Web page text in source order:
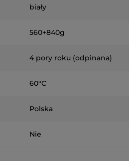
biały
560+840g
4 pory roku (odpinana)
60°C
Polska
Nie